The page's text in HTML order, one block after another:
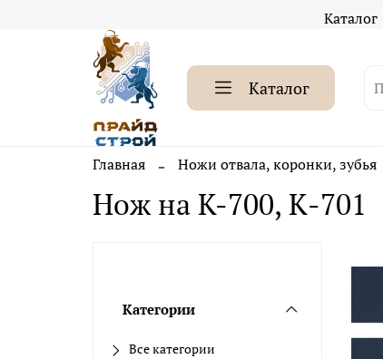
Каталог
Каталог
Главная Ножи отвала, коронки, зубья
Нож на K-700, К-701
Категории
Все категории